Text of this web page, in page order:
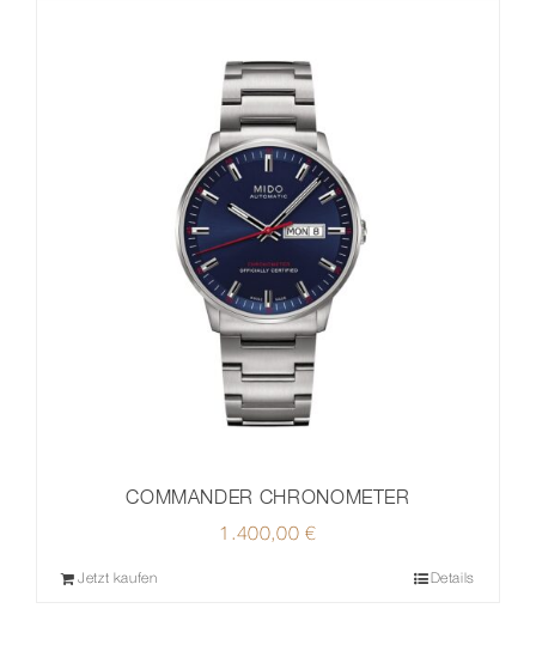
COMMANDER CHRONOMETER
1.400,00€
Jetzt kaufen Details